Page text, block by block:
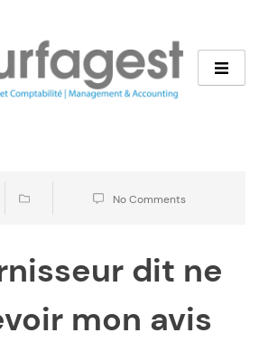
No Comments
dit ne
mon avis